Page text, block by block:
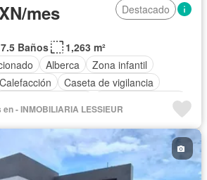
mes
Destacado
7.5 Baños
1,263 m²
Alberca
Zona infantil
Calefacción
Caseta de vigilancia
Cuarto de servicio
Gas natural
Seguridad Terraza
Zonas verdes
Permite niños
- INMOBILIARIA LESSIEUR